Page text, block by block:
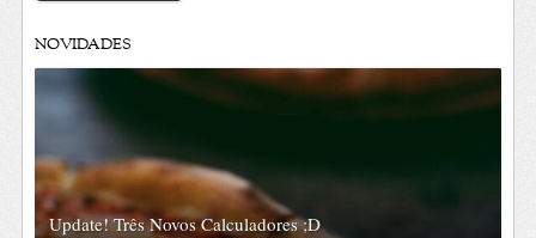
NOVIDADES
Update! Três Novos Calculadores ;D